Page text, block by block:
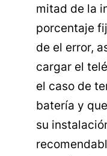
mitad de la
porcentaje
de el error,
cargar el
el caso de
batería y
su